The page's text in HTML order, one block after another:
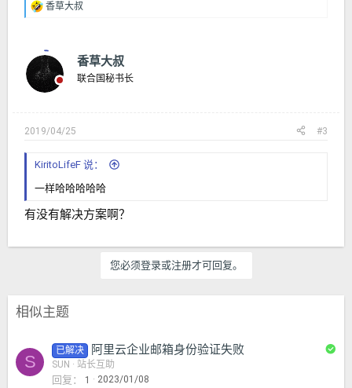
反 香草大叔
香草大叔
联合国秘书长
2019/04/25 #3
KiritoLifeF 说：
一样哈哈哈哈哈
有没有解决方案啊？
您必须登录或注册才可回复。
相似主题
S
已解决 阿里云企业邮箱身份验证失败
SUN 站长互助
回复 1 2023/01/08